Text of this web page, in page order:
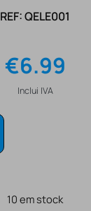
REF: QELE001
€6.99
Inclui IVA
10 em stock